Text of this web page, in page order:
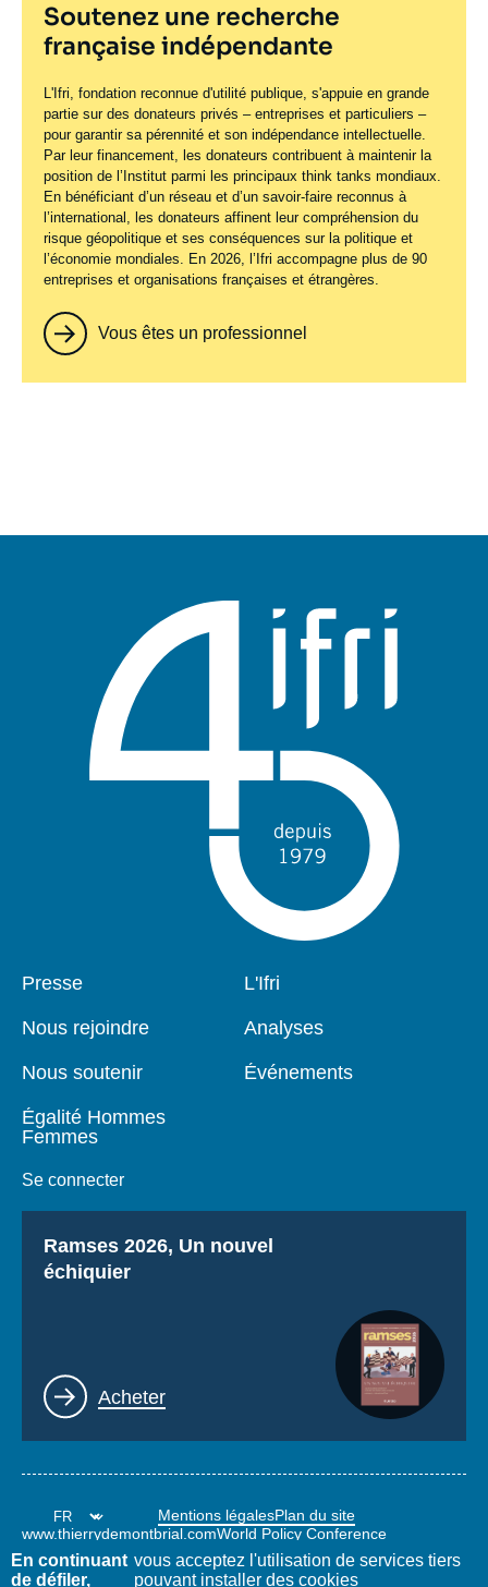
Soutenez une recherche
française indépendante
L'Ifri, fondation reconnue d'utilité publique, s'appuie en grande
partie sur des donateurs privés – entreprises et particuliers –
pour garantir sa pérennité et son indépendance intellectuelle.
Par leur financement, les donateurs contribuent à maintenir la
position de l’Institut parmi les principaux think tanks mondiaux.
En bénéficiant d’un réseau et d’un savoir-faire reconnus à
l’international, les donateurs affinent leur compréhension du
risque géopolitique et ses conséquences sur la politique et
l’économie mondiales. En 2026, l’Ifri accompagne plus de 90
entreprises et organisations françaises et étrangères.
Vous êtes un professionnel
Pied
Presse
Nous rejoindre
Nous soutenir
Égalité Hommes
Femmes
Se connecter
Navigation
L'Ifri
Analyses
Événements
Titre
Ramses 2026, Un nouvel
échiquier
Lien
Acheter
Mentions légalesPlan du site
www.thierrydemontbrial.comWorld Policy Conference
Blog Politique étrangère
En continuant
de défiler,
vous acceptez l'utilisation de services tiers
pouvant installer des cookies